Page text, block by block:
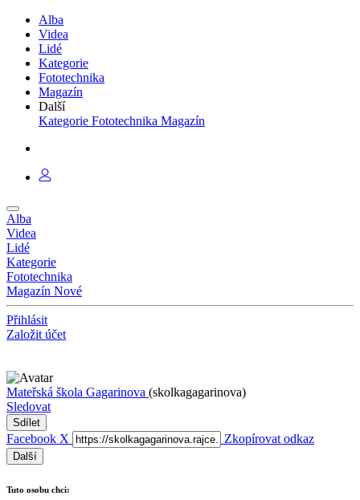
Alba
Videa
Lidé
Kategorie
Fototechnika
Magazín
Další
Kategorie Fototechnika Magazín
Alba
Videa
Lidé
Kategorie
Fototechnika
Magazín Nové
Přihlásit
Založit účet
Mateřská škola Gagarinova (skolkagagarinova)
Sledovat
Sdílet
Facebook X Zkopírovat odkaz
Další
Tuto osobu chci: